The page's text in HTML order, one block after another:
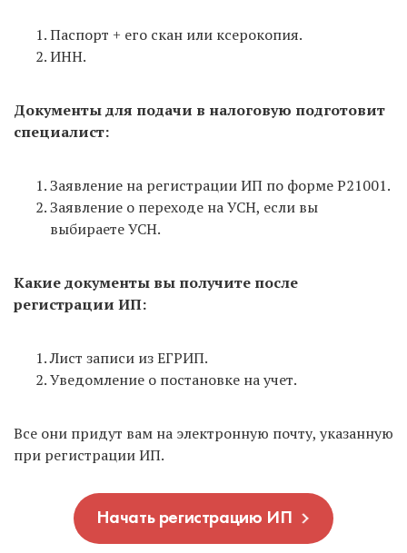
Паспорт + его скан или ксерокопия.
ИНН.
Документы для подачи в налоговую подготовит
специалист:
Заявление на регистрации ИП по форме Р21001.
Заявление о переходе на УСН, если вы
выбираете УСН.
Какие документы вы получите после
регистрации ИП:
Лист записи из ЕГРИП.
Уведомление о постановке на учет.
Все они придут вам на электронную почту, указанную
при регистрации ИП.
Начать регистрацию ИП